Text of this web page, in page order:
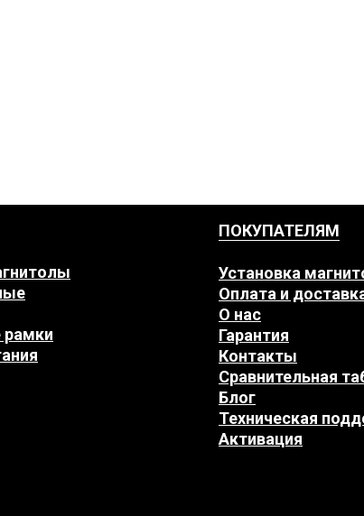
ПОКУПАТЕЛЯМ
рамки
Установка
Контакты
Сравнительная
Блог
Техническая
Активация
Оплата и
О нас
Гарантия